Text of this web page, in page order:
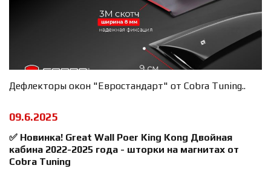
Дефлекторы окон "Евростандарт" от Cobra Tuning..
09.6.2025
✅ Новинка! Great Wall Poer King Kong Двойная
кабина 2022-2025 года - шторки на магнитах от
Cobra Tuning